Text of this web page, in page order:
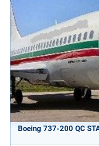
Boeing 737-200 QC